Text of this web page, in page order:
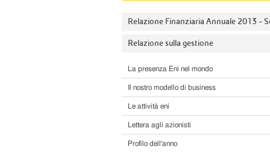
Relazione Finanziaria Annuale 2013 –
Relazione sulla gestione
La presenza Eni nel mondo
Il nostro modello di business
Le attività eni
Lettera agli azionisti
Profilo dell'anno